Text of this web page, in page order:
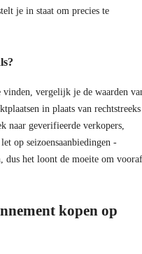
je in staat om precies te
vergelijk je de waarden
in plaats van rechtstreeks
naar geverifieerde verkopers,
op seizoensaanbiedingen -
dus het loont de moeite om vooraf
kopen op